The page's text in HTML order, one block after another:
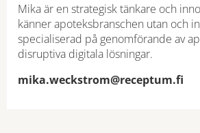
Mika är en strategisk tänkare och
känner apoteksbranschen utan och
specialiserad på genomförande av
disruptiva digitala lösningar.
mika.weckstrom@receptum.fi